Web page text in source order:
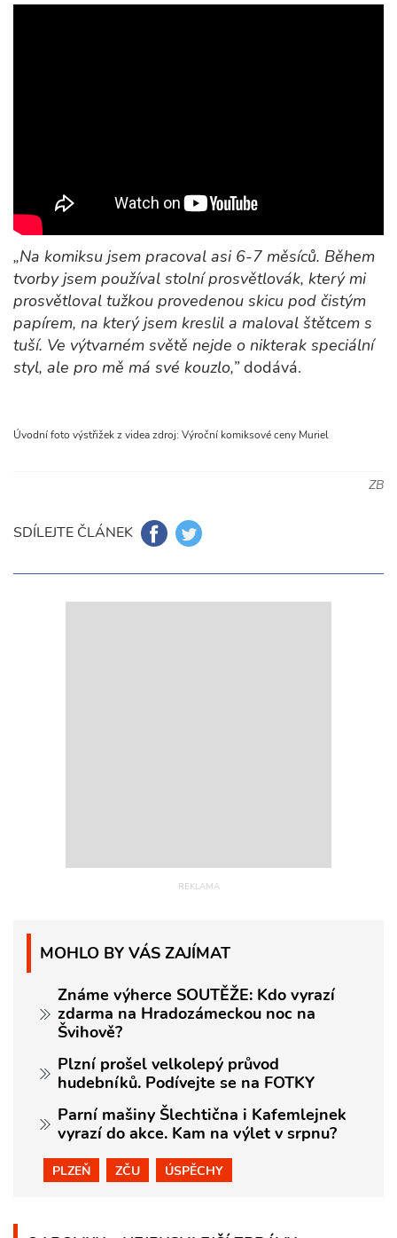
„Na komiksu jsem pracoval asi 6-7 měsíců. Během
tvorby jsem používal stolní prosvětlovák, který mi
prosvětloval tužkou provedenou skicu pod čistým
papírem, na který jsem kreslil a maloval štětcem s
tuší. Ve výtvarném světě nejde o nikterak speciální
styl, ale pro mě má své kouzlo,” dodává.
Úvodní foto výstřižek z videa zdroj: Výroční komiksové ceny Muriel
ZB
SDÍLEJTE ČLÁNEK
MOHLO BY VÁS ZAJÍMAT
Známe výherce SOUTĚŽE: Kdo vyrazí
zdarma na Hradozámeckou noc na
Švihově?
Plzní prošel velkolepý průvod
hudebníků. Podívejte se na FOTKY
Parní mašiny Šlechtična i Kafemlejnek
vyrazí do akce. Kam na výlet v srpnu?
PLZEŇ ZČU ÚSPĚCHY